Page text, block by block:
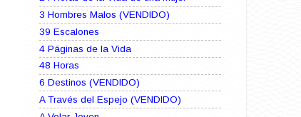
3 Hombres Malos (VENDIDO)
39 Escalones
4 Páginas de la Vida
48 Horas
6 Destinos (VENDIDO)
A Través del Espejo (VENDIDO)